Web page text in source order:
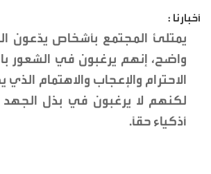
أخبارنا :
يمتلئ المجتمع بأشخاص يدّعون
واضح، إنهم يرغبون في الشعور
الاحترام والإعجاب والاهتمام
لكنهم لا يرغبون في بذل الجهد
أذكياء حقاً.